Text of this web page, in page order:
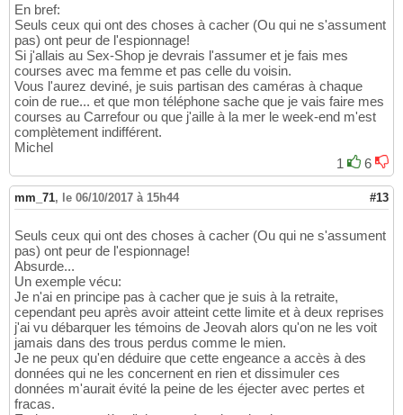
En bref:
Seuls ceux qui ont des choses à cacher (Ou qui ne s'assument
pas) ont peur de l'espionnage!
Si j'allais au Sex-Shop je devrais l'assumer et je fais mes
courses avec ma femme et pas celle du voisin.
Vous l'aurez deviné, je suis partisan des caméras à chaque
coin de rue... et que mon téléphone sache que je vais faire mes
courses au Carrefour ou que j'aille à la mer le week-end m'est
complètement indifférent.
Michel
1
6
mm_71, le 06/10/2017 à 15h44 #13
Seuls ceux qui ont des choses à cacher (Ou qui ne s'assument
pas) ont peur de l'espionnage!
Absurde...
Un exemple vécu:
Je n'ai en principe pas à cacher que je suis à la retraite,
cependant peu après avoir atteint cette limite et à deux reprises
j'ai vu débarquer les témoins de Jeovah alors qu'on ne les voit
jamais dans des trous perdus comme le mien.
Je ne peux qu'en déduire que cette engeance a accès à des
données qui ne les concernent en rien et dissimuler ces
données m'aurait évité la peine de les éjecter avec pertes et
fracas.